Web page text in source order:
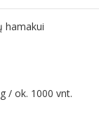
hamakui
/ ok. 1000 vnt.